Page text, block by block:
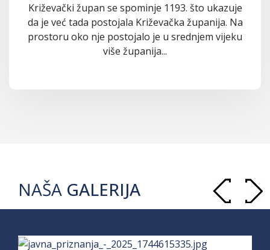
Križevački župan se spominje 1193. što ukazuje
da je već tada postojala Križevačka županija. Na
prostoru oko nje postojalo je u srednjem vijeku
više županija...
NAŠA GALERIJA